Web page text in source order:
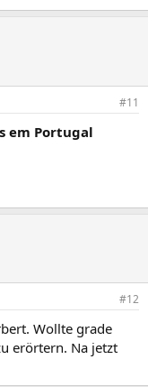
#11
em Portugal
#12
Wollte grade
erörtern. Na jetzt